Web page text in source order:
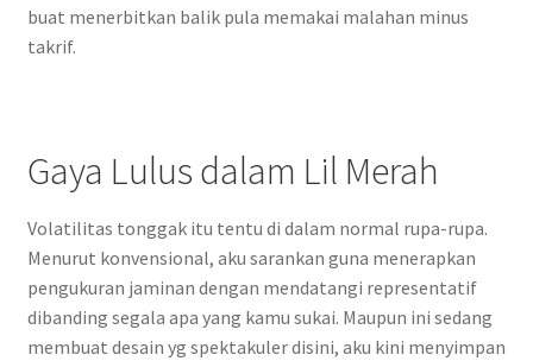
buat menerbitkan balik pula memakai malahan minus
takrif.
Gaya Lulus dalam Lil Merah
Volatilitas tonggak itu tentu di dalam normal rupa-rupa.
Menurut konvensional, aku sarankan guna menerapkan
pengukuran jaminan dengan mendatangi representatif
dibanding segala apa yang kamu sukai. Maupun ini sedang
membuat desain yg spektakuler disini, aku kini menyimpan